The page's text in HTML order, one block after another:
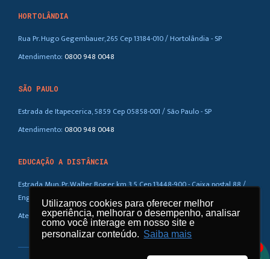
Utilizamos cookies para oferecer melhor
experiência, melhorar o desempenho, analisar
como você interage em nosso site e
personalizar conteúdo. Saiba mais
Utilizamos cookies para oferecer melhor
experiência, melhorar o desempenho, analisar
como você interage em nosso site e
personalizar conteúdo. Saiba mais
HORTOLÂNDIA
Rua Pr. Hugo Gegembauer, 265 Cep 13184-010 / Hortolândia - SP
Atendimento:0800 948 0048
SÃO PAULO
Estrada de Itapecerica, 5859 Cep 05858-001 / São Paulo - SP
Atendimento:0800 948 0048
EDUCAÇÃO A DISTÂNCIA
Estrada Mun. Pr. Walter Boger, km 3,5 Cep 13448-900 - Caixa postal 88 /
Eng. Coelho – SP
Atendimento:0800 948 0048